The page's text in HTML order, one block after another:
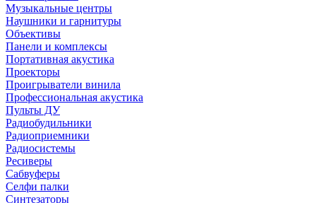
Музыкальные центры
Наушники и гарнитуры
Объективы
Панели и комплексы
Портативная акустика
Проекторы
Проигрыватели винила
Профессиональная акустика
Пульты ДУ
Радиобудильники
Радиоприемники
Радиосистемы
Ресиверы
Сабвуферы
Селфи палки
Синтезаторы